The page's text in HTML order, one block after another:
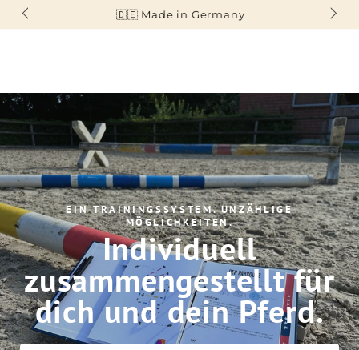
ZUM INHALT
SPRINGEN
🇩🇪 Made in Germany
EIN TRAININGSSYSTEM. UNZÄHLIGE
MÖGLICHKEITEN.
Individuell
zusammengestellt für
dich und dein Pferd.